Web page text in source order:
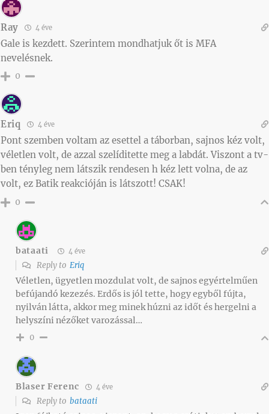
Ray 4 éve
Gale is kezdett. Szerintem mondhatjuk őt is MFA
nevelésnek.
0
Eriq 4 éve
Pont szemben voltam az esettel a táborban, sajnos kéz volt,
véletlen volt, de azzal szelíditette meg a labdát. Viszont a tv-
ben tényleg nem látszik rendesen h kéz lett volna, de az
volt, ez Batik reakcióján is látszott! CSAK!
0
bataati 4 éve
Reply to Eriq
Véletlen, ügyetlen mozdulat volt, de sajnos egyértelműen
befújandó kezezés. Erdős is jól tette, hogy egyből fújta,
nyilván látta, akkor meg minek húzni az időt és hergelni a
helyszíni nézőket varozással…
0
Blaser Ferenc 4 éve
Reply to bataati